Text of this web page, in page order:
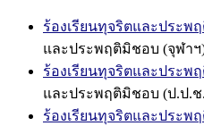
ร้องเรียนทุจริตและประพ
และประพฤติมิชอบ (จุฬาฯ
ร้องเรียนทุจริตและประพ
และประพฤติมิชอบ (ป.ป.ช
ร้องเรียนทุจริตและประพ